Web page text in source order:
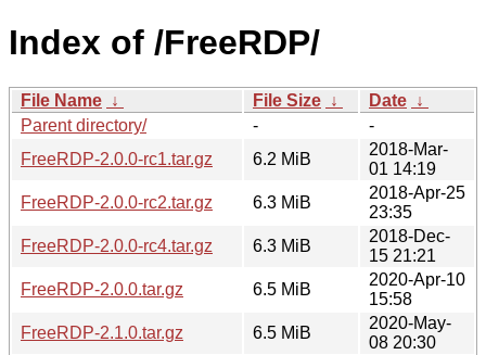
Index of /FreeRDP/
File Name ↓ File Size ↓ Date ↓
Parent directory/
-
-
FreeRDP-2.0.0-rc1.tar.gz
6.2 MiB
2018-Mar-
01 14:19
FreeRDP-2.0.0-rc2.tar.gz
6.3 MiB
2018-Apr-25
23:35
FreeRDP-2.0.0-rc4.tar.gz
6.3 MiB
2018-Dec-
15 21:21
FreeRDP-2.0.0.tar.gz
6.5 MiB
2020-Apr-10
15:58
FreeRDP-2.1.0.tar.gz
6.5 MiB
2020-May-
08 20:30